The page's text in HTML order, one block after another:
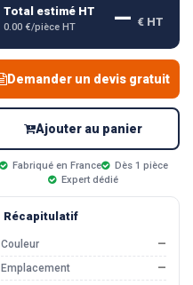
Total estimé HT
0.00 €/pièce HT — € HT
Demander un devis gratuit
Ajouter au panier
Fabriqué en France
Dès 1 pièce
Expert dédié
Récapitulatif
Couleur
—
Emplacement
—